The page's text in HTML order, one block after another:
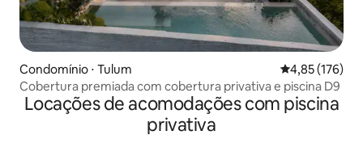
Condomínio ⋅ Tulum 4,85 de uma
4,85 (176)
Cobertura premiada com cobertura privativa e piscina D9
Locações de acomodações com piscina
privativa